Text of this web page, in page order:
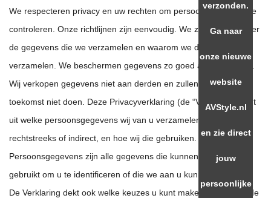
We respecteren privacy en uw rechten om persoonsgegevens te
controleren. Onze richtlijnen zijn eenvoudig. We zijn duidelijk over
de gegevens die we verzamelen en waarom we deze
verzamelen. We beschermen gegevens zo goed als we kunnen.
Wij verkopen gegevens niet aan derden en zullen dat ook in de
toekomst niet doen. Deze Privacyverklaring (de “Verklaring”) legt
uit welke persoonsgegevens wij van u verzamelen, zij het
rechtstreeks of indirect, en hoe wij die gebruiken.
Persoonsgegevens zijn alle gegevens die kunnen worden
gebruikt om u te identificeren of die we aan u kunnen koppelen.
De Verklaring dekt ook welke keuzes u kunt maken wat betreft de
verzonden.
Ga naar
onze nieuwe
website
AVStyle.nl
en zie direct
jouw
persoonlijke